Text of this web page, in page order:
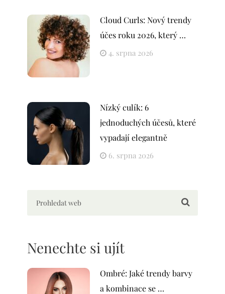
Cloud Curls: Nový trendy
účes roku 2026, který …
4. srpna 2026
Nízký culík: 6
jednoduchých účesů, které
vypadají elegantně
6. srpna 2026
Nenechte si ujít
Ombré: Jaké trendy barvy
a kombinace se …